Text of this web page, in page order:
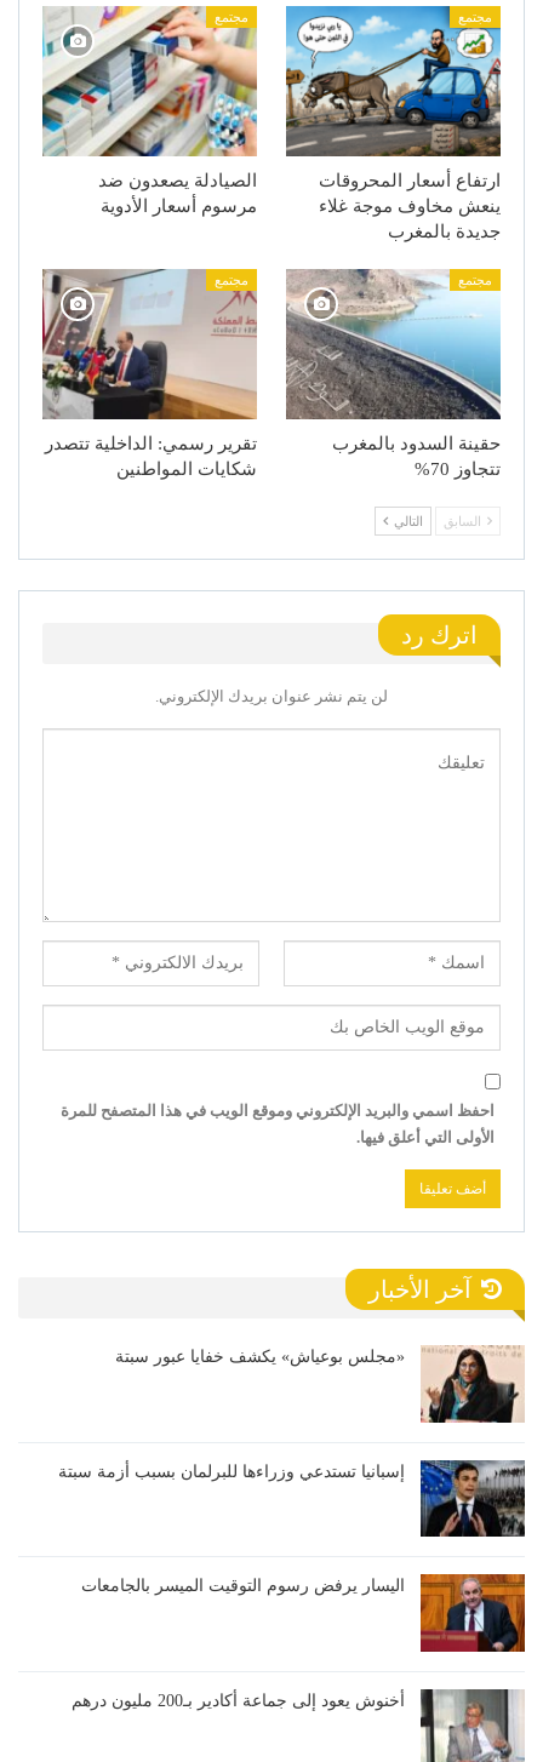
مجتمع
ارتفاع أسعار المحروقات
ينعش مخاوف موجة غلاء
جديدة بالمغرب
مجتمع
الصيادلة يصعدون ضد
مرسوم أسعار الأدوية
مجتمع
حقينة السدود بالمغرب
تتجاوز 70%
مجتمع
تقرير رسمي: الداخلية تتصدر
شكايات المواطنين
السابق التالي
اترك رد
لن يتم نشر عنوان بريدك الإلكتروني.
احفظ اسمي والبريد الإلكتروني وموقع الويب في هذا المتصفح للمرة
الأولى التي أعلق فيها.
آخر الأخبار
«مجلس بوعياش» يكشف خفايا عبور سبتة
إسبانيا تستدعي وزراءها للبرلمان بسبب أزمة سبتة
اليسار يرفض رسوم التوقيت الميسر بالجامعات
أخنوش يعود إلى جماعة أكادير بـ200 مليون درهم